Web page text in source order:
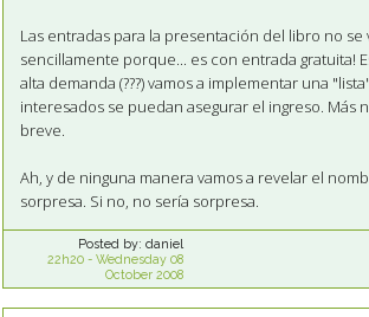
Las entradas para la presentación del libro no se
sencillamente porque... es con entrada gratuita!
alta demanda (???) vamos a implementar una
interesados se puedan asegurar el ingreso. Más
breve.
Ah, y de ninguna manera vamos a revelar el
sorpresa. Si no, no sería sorpresa.
Posted by: daniel
22h20- Wednesday 08
October 2008